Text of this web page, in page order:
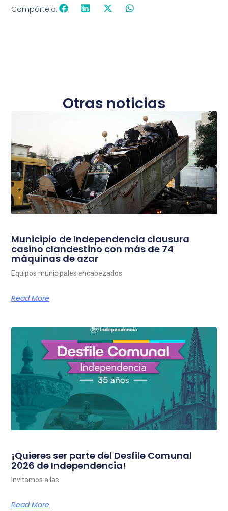
Compártelo:
Otras noticias
Municipio de Independencia clausura
casino clandestino con más de 74
máquinas de azar
Equipos municipales encabezados
Read More
¡Quieres ser parte del Desfile Comunal
2026 de Independencia!
Invitamos a las
Read More